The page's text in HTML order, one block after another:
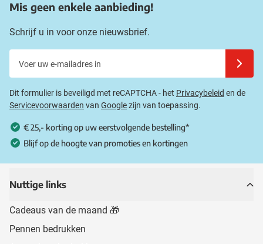
Mis geen enkele aanbieding!
Schrijf u in voor onze nieuwsbrief.
Dit formulier is beveiligd met reCAPTCHA - het Privacybeleid en de
Servicevoorwaarden van Googlezijn van toepassing.
€ 25,- korting op uw eerstvolgende bestelling*
Blijf op de hoogte van promoties en kortingen
Nuttige links
Cadeaus van de maand 🎁
Pennen bedrukken